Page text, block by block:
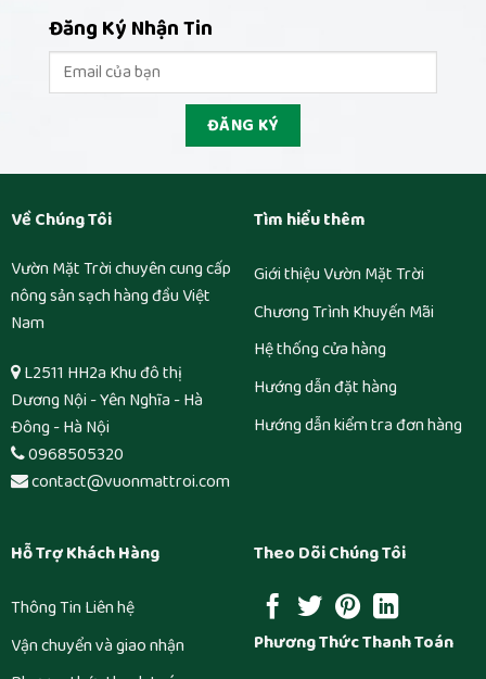
Đăng Ký Nhận Tin
Về Chúng Tôi
Vườn Mặt Trời chuyên cung cấp
nông sản sạch hàng đầu Việt
Nam
L2511 HH2a Khu đô thị
Dương Nội - Yên Nghĩa - Hà
Đông - Hà Nội
0968505320
contact@vuonmattroi.com
Tìm hiểu thêm
Giới thiệu Vườn Mặt Trời
Chương Trình Khuyến Mãi
Hệ thống cửa hàng
Hướng dẫn đặt hàng
Hướng dẫn kiểm tra đơn hàng
Hỗ Trợ Khách Hàng
Thông Tin Liên hệ
Vận chuyển và giao nhận
Theo Dõi Chúng Tôi
Phương Thức Thanh Toán